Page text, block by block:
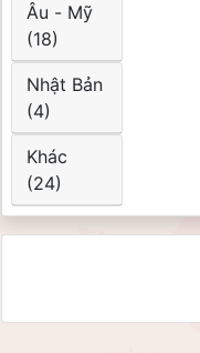
Âu - Mỹ
(18)
Nhật Bản
(4)
Khác
(24)